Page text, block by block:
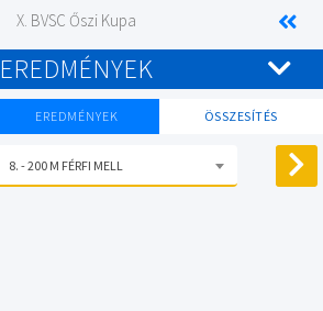
X. BVSC Őszi Kupa
EREDMÉNYEK
EREDMÉNYEK ÖSSZESÍTÉS
8. - 200 M FÉRFI MELL